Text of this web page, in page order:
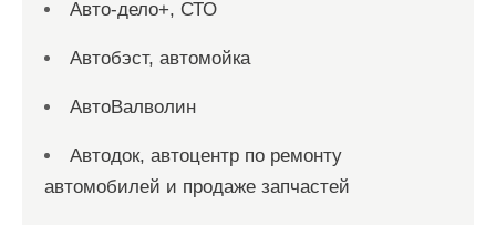
Авто-дело+, СТО
Автобэст, автомойка
АвтоВалволин
Автодок, автоцентр по ремонту
автомобилей и продаже запчастей